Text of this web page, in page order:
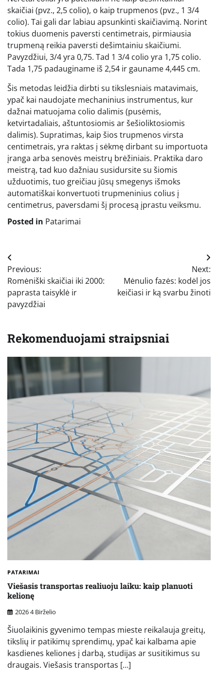
skaičiai (pvz., 2,5 colio), o kaip trupmenos (pvz., 1 3/4
colio). Tai gali dar labiau apsunkinti skaičiavimą. Norint
tokius duomenis paversti centimetrais, pirmiausia
trupmeną reikia paversti dešimtainiu skaičiumi.
Pavyzdžiui, 3/4 yra 0,75. Tad 1 3/4 colio yra 1,75 colio.
Tada 1,75 padauginame iš 2,54 ir gauname 4,445 cm.
Šis metodas leidžia dirbti su tikslesniais matavimais,
ypač kai naudojate mechaninius instrumentus, kur
dažnai matuojama colio dalimis (pusėmis,
ketvirtadaliais, aštuntosiomis ar šešioliktosiomis
dalimis). Supratimas, kaip šios trupmenos virsta
centimetrais, yra raktas į sėkmę dirbant su importuota
įranga arba senovės meistrų brėžiniais. Praktika daro
meistrą, tad kuo dažniau susidursite su šiomis
užduotimis, tuo greičiau jūsų smegenys išmoks
automatiškai konvertuoti trupmeninius colius į
centimetrus, paversdami šį procesą įprastu veiksmu.
Posted in Patarimai
Navigacija
tarp
įrašų
Previous:
Romėniški skaičiai iki 2000:
paprasta taisyklė ir
pavyzdžiai
Next:
Mėnulio fazės: kodėl jos
keičiasi ir ką svarbu žinoti
Rekomenduojami straipsniai
PATARIMAI
Viešasis transportas realiuoju laiku: kaip planuoti
kelionę
2026 4 Birželio
Šiuolaikinis gyvenimo tempas mieste reikalauja greitų,
tikslių ir patikimų sprendimų, ypač kai kalbama apie
kasdienes keliones į darbą, studijas ar susitikimus su
draugais. Viešasis transportas […]